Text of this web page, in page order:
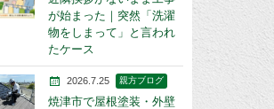
が始まった｜突然「洗濯
物をしまって」と言われ
たケース
2026.7.25 親方ブログ
焼津市で屋根塗装・外壁